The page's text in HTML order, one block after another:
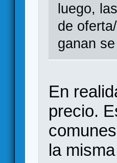
luego,
de
ganan
En
precio.
la